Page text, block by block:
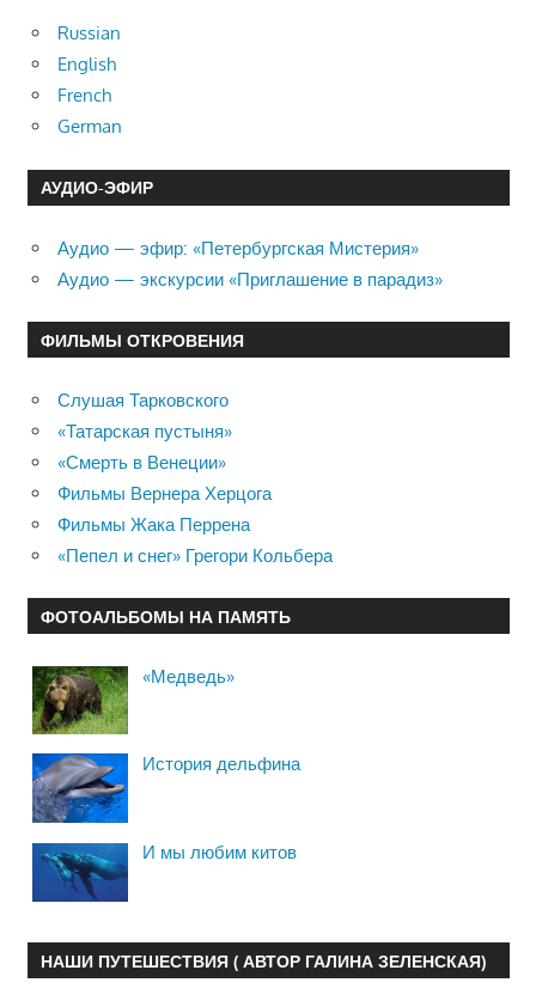
Russian
English
French
German
АУДИО-ЭФИР
Аудио — эфир: «Петербургская Мистерия»
Аудио — экскурсии «Приглашение в парадиз»
ФИЛЬМЫ ОТКРОВЕНИЯ
Слушая Тарковского
«Татарская пустыня»
«Смерть в Венеции»
Фильмы Вернера Херцога
Фильмы Жака Перрена
«Пепел и снег» Грегори Кольбера
ФОТОАЛЬБОМЫ НА ПАМЯТЬ
«Медведь»
История дельфина
И мы любим китов
НАШИ ПУТЕШЕСТВИЯ ( АВТОР ГАЛИНА ЗЕЛЕНСКАЯ)